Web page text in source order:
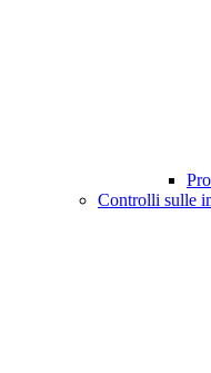
Controlli sulle